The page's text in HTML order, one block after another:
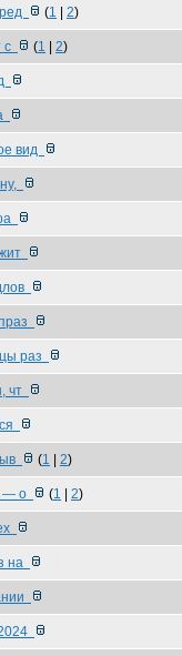
(1 2)
с (1 2)
вид
раз
чт
(1 2)
— о (1 2)
на